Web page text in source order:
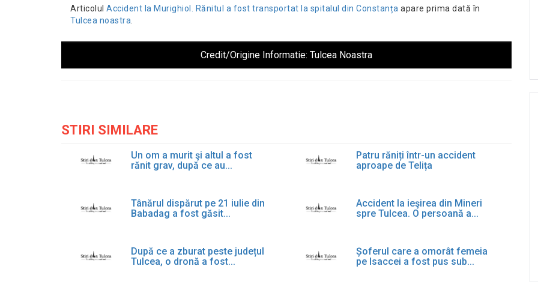
Articolul Accident la Murighiol. Rănitul a fost transportat la spitalul din Constanța apare prima dată în
Tulcea noastra
Credit/Origine Informatie: Tulcea Noastra
STIRI SIMILARE
Un om a murit şi altul a fost
rănit grav, după ce au...
Patru răniți într-un accident
aproape de Telița
Tânărul dispărut pe 21 iulie din
Babadag a fost găsit...
Accident la ieşirea din Mineri
spre Tulcea. O persoană a...
După ce a zburat peste județul
Tulcea, o dronă a fost...
Șoferul care a omorât femeia
pe Isaccei a fost pus sub...